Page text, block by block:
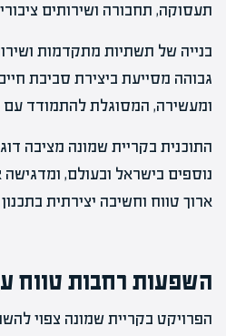
תעסוקה, תחבורה ושירותים
בנייה של תשתיות מתקדמות
גבוהה מסייעת ביצירת סביבת
ומעשירה, המסוגלת להתמודד עם
התוכנית בקריית שמונה מציבה
נוספים בישראל ובעולם,
ארוך טווח וחשיבה יצירתית בתכנון
השפעות רחבות טווח
הפרויקט בקריית שמונה צפוי